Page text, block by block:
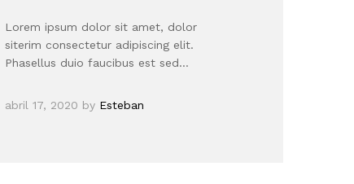
Lorem ipsum dolor sit amet, dolor
siterim consectetur adipiscing elit.
Phasellus duio faucibus est sed…
abril 17, 2020 by Esteban